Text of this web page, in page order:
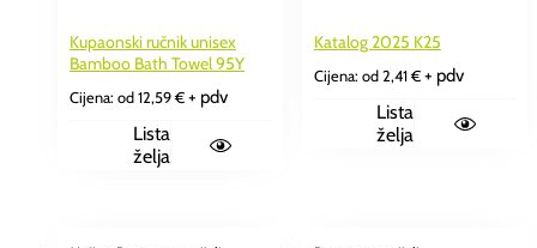
Kupaonski ručnik unisex
Bamboo Bath Towel 95Y
Cijena: od 12,59€ + pdv
Lista
želja
Katalog 2025 K25
Cijena: od 2,41€ + pdv
Lista
želja